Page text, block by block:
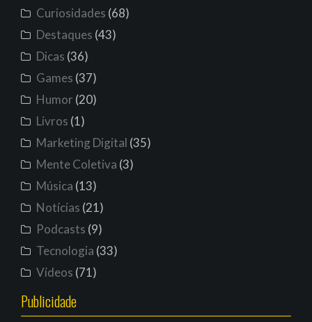
Curiosidades (68)
Destaques (43)
Dicas (36)
Games (37)
Humor (20)
Livros (1)
Marketing Digital (35)
Mente Coletiva (3)
Música (13)
Notícias (21)
Podcasts (9)
Tecnologia (33)
Vídeos (71)
Publicidade